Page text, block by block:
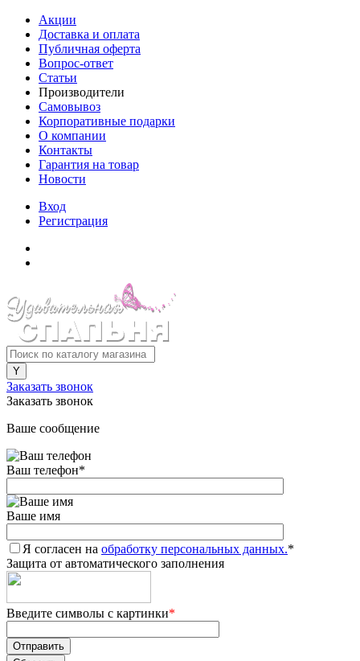
Акции
Доставка и оплата
Публичная оферта
Вопрос-ответ
Статьи
Производители
Самовывоз
Корпоративные подарки
О компании
Контакты
Гарантия на товар
Новости
Вход
Регистрация
Заказать звонок
Заказать звонок
Ваше сообщение
Ваш телефон*
Ваше имя
Я согласен на обработку персональных данных.*
Защита от автоматического заполнения
Введите символы с картинки*